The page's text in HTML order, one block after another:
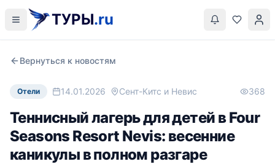
ТУРЫ.ru
Вернуться к новостям
Отели 14.01.2026 Сент-Китс и Невис 368
Теннисный лагерь для детей в Four
Seasons Resort Nevis: весенние
каникулы в полном разгаре